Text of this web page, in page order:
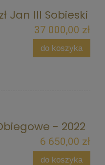
Jan III Sobieski
37 000,00 zł
do koszyka
- 2022
6 650,00 zł
do koszyka